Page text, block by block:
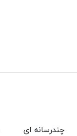
چندرسانه ای